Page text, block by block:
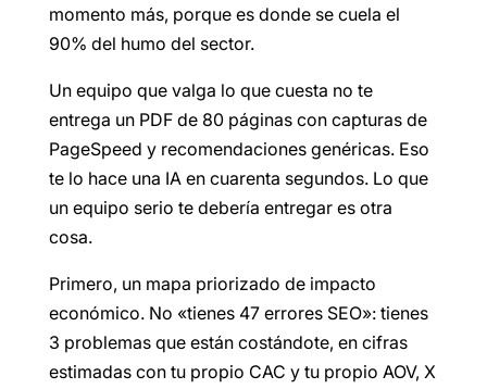
momento más, porque es donde se cuela el
90% del humo del sector.
Un equipo que valga lo que cuesta no te
entrega un PDF de 80 páginas con capturas de
PageSpeed y recomendaciones genéricas. Eso
te lo hace una IA en cuarenta segundos. Lo que
un equipo serio te debería entregar es otra
cosa.
Primero, un mapa priorizado de impacto
económico. No «tienes 47 errores SEO»: tienes
3 problemas que están costándote, en cifras
estimadas con tu propio CAC y tu propio AOV, X